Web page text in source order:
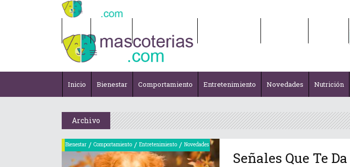
Inicio Bienestar Comportamiento Entretenimiento Novedades Nutrición
Archivo
Bienestar / Comportamiento / Entretenimiento / Novedades
Señales Que Te